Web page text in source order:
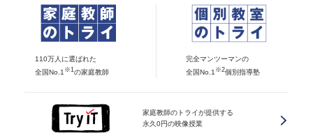
110万人に選ばれた
全国No.1 ※1 の家庭教師
完全マンツーマンの
全国No.1 ※2個別指導塾
家庭教師のトライが提供する
永久0円の映像授業